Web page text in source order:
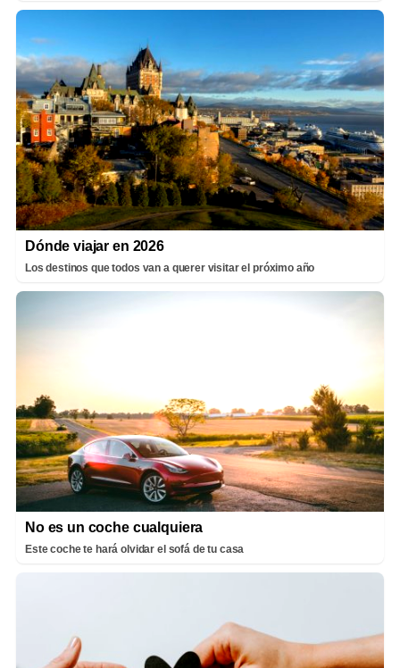
Dónde viajar en 2026
Los destinos que todos van a querer visitar el próximo año
No es un coche cualquiera
Este coche te hará olvidar el sofá de tu casa